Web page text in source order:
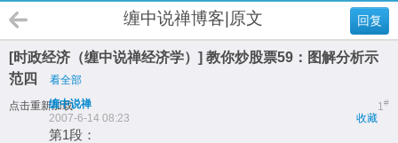
回复
缠中说禅博客|原文
[时政经济（缠中说禅经济学）] 教你炒股票59：图解分析示
范四
看全部
点击重新加载 1#
缠中说禅
收藏
2007-6-14 08:23
第1段：